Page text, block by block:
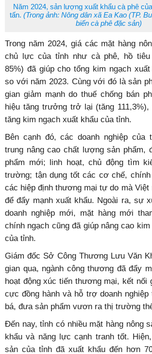
Năm 2024, sản lượng xuất khẩu cà phê
tấn. (Trong ảnh: Nông dân xã Ea Kao (TP.
biến cà phê đặc sản)
Trong năm 2024, giá các mặt hàng
chủ lực của tỉnh như cà phê, hồ tiêu
85%) đã giúp cho tổng kim ngạch
so với năm 2023. Cùng với đó là sản
gian giảm mạnh do thuế chống bán
hiệu tăng trưởng trở lại (tăng 111,3%),
tăng kim ngạch xuất khẩu của tỉnh.
Bên cạnh đó, các doanh nghiệp của
trung nâng cao chất lượng sản phẩm,
phẩm mới; linh hoạt, chủ động tìm
trường; tận dụng tốt các cơ chế,
các hiệp định thương mại tự do mà
để đẩy mạnh xuất khẩu. Ngoài ra, sự
doanh nghiệp mới, mặt hàng mới
chính ngạch cũng đã giúp nâng cao
của tỉnh.
Giám đốc Sở Công Thương Lưu Văn
gian qua, ngành công thương đã đẩy
hoạt động xúc tiến thương mại, kết nối
cực đồng hành và hỗ trợ doanh nghiệp
bá, đưa sản phẩm vươn ra thị trường
Đến nay, tỉnh có nhiều mặt hàng nông
khẩu và năng lực cạnh tranh tốt.
sản của tỉnh đã xuất khẩu đến hơn